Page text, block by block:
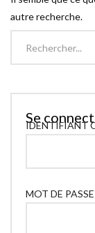
autre recherche.
Se
IDENTIFIANT
MOT DE PASSE